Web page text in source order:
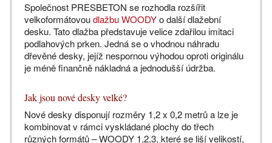
Společnost PRESBETON se rozhodla rozšířit
velkoformátovoudlažbu WOODYo další dlažební
desku. Tato dlažba představuje velice zdařilou imitaci
podlahových prken. Jedná se o vhodnou náhradu
dřevěné desky, jejíž nespornou výhodou oproti originálu
je méně finančně nákladná a jednodušší údržba.
Jak jsou nové desky velké?
Nové desky disponují rozměry 1,2 x 0,2 metrů a lze je
kombinovat v rámci vyskládané plochy do třech
různých formátů – WOODY 1,2,3, které se liší velikostí,